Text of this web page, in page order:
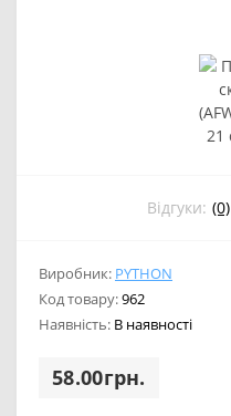
Відгуки: (0)
Виробник: PYTHON
Код товару:962
Наявність: В наявності
58.00грн.